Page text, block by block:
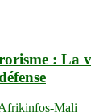
: La
Mali